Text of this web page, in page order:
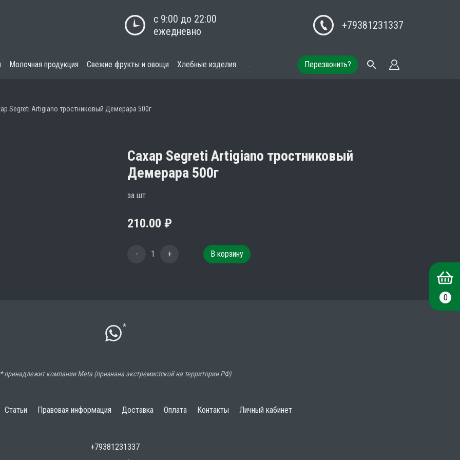
с 9:00 до 22:00
ежедневно
+79381231337
Молочная продукция Свежие фрукты и овощи Хлебные изделия ... Перезвонить?
Segreti Artigiano тростниковый Демерара 500г
Сахар Segreti Artigiano тростниковый
Демерара 500г
за шт
210.00 ₽
- 1 + В корзину
*
* принадлежит компании Meta (признана экстремистской на территории РФ)
Статьи Правовая информация Доставка Оплата Контакты Личный кабинет
+79381231337
0